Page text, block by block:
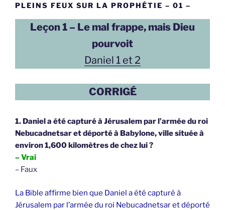
PLEINS FEUX SUR LA PROPHÉTIE – 01 –
Leçon 1 – Le mal frappe, mais Dieu
pourvoit
Daniel 1 et 2
CORRIGÉ
1. Daniel a été capturé à Jérusalem par l’armée du roi
Nebucadnetsar et déporté à Babylone, ville située à
environ 1,600 kilomètres de chez lui ?
– Vrai
– Faux
La Bible affirme bien que Daniel a été capturé à
Jérusalem par l’armée du roi Nebucadnetsar et déporté